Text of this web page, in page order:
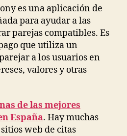
es una aplicación de
para ayudar a las
parejas compatibles. Es
que utiliza un
a los usuarios en
valores y otras
de las mejores
España. Hay muchas
web de citas